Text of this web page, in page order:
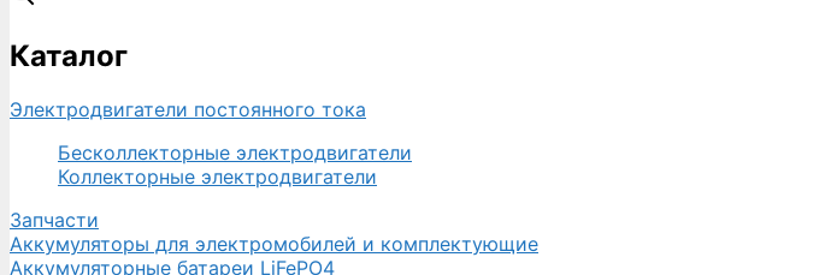
Каталог
Электродвигатели постоянного тока
Бесколлекторные электродвигатели
Коллекторные электродвигатели
Запчасти
Аккумуляторы для электромобилей и комплектующие
Аккумуляторные батареи LiFePO4